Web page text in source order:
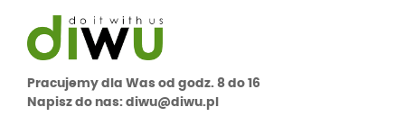
Pracujemy dla Was od godz. 8 do 16
Napisz do nas: diwu@diwu.pl